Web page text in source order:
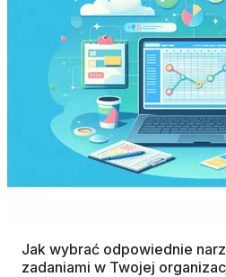
Jak wybrać odpowiednie
zadaniami w Twojej